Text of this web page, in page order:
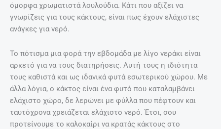
όμορφα χρωματιστά λουλούδια. Κάτι που αξίζει να
γνωρίζεις για τους κάκτους, είναι πως έχουν ελάχιστες
ανάγκες για νερό.
Το πότισμα μια φορά την εβδομάδα με λίγο νεράκι είναι
αρκετό για να τους διατηρήσεις. Αυτή τους η ιδιότητα
τους καθιστά και ως ιδανικά φυτά εσωτερικού χώρου. Με
άλλα λόγια, ο κάκτος είναι ένα φυτό που καταλαμβάνει
ελάχιστο χώρο, δε λερώνει με φύλλα που πέφτουν και
ταυτόχρονα χρειάζεται ελάχιστο νερό. Έτσι, σου
προτείνουμε το καλοκαίρι να κρατάς κάκτους στο